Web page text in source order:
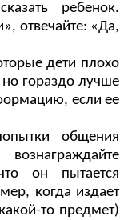
ребенок.
отвечайте: «Да,
дети плохо
гораздо лучше
если ее
общения
он пытается
когда издает
то предмет)